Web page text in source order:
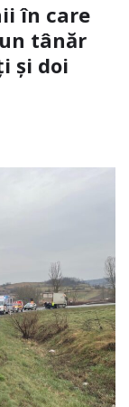
în care
un tânăr
și doi